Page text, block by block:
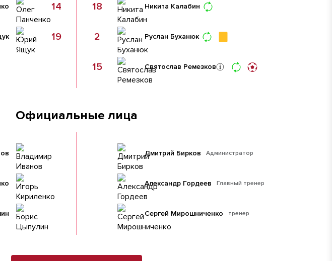
14
19
Никита Калабин
18
Руслан Буханюк
2
Святослав Ремезков
15
Официальные лица
Администратор
Дмитрий Бирков
Главный тренер
Александр Гордеев
тренер
Сергей Мирошниченко